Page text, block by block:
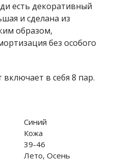
есть декоративный
и сделана из
образом,
без особого
включает в себя 8 пар.
Синий
Кожа
39-46
Лето, Осень